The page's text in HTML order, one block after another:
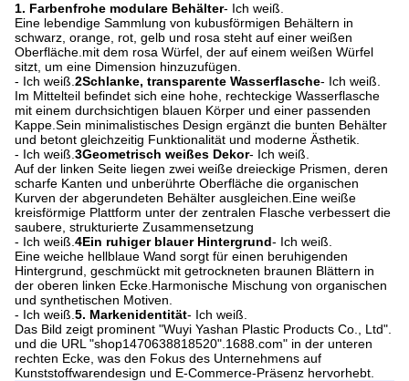
1. Farbenfrohe modulare Behälter- Ich weiß.
Eine lebendige Sammlung von kubusförmigen Behältern in
schwarz, orange, rot, gelb und rosa steht auf einer weißen
Oberfläche.mit dem rosa Würfel, der auf einem weißen Würfel
sitzt, um eine Dimension hinzuzufügen.
- Ich weiß. 2Schlanke, transparente Wasserflasche- Ich weiß.
Im Mittelteil befindet sich eine hohe, rechteckige Wasserflasche
mit einem durchsichtigen blauen Körper und einer passenden
Kappe.Sein minimalistisches Design ergänzt die bunten Behälter
und betont gleichzeitig Funktionalität und moderne Ästhetik.
- Ich weiß. 3Geometrisch weißes Dekor- Ich weiß.
Auf der linken Seite liegen zwei weiße dreieckige Prismen, deren
scharfe Kanten und unberührte Oberfläche die organischen
Kurven der abgerundeten Behälter ausgleichen.Eine weiße
kreisförmige Plattform unter der zentralen Flasche verbessert die
saubere, strukturierte Zusammensetzung
- Ich weiß. 4Ein ruhiger blauer Hintergrund- Ich weiß.
Eine weiche hellblaue Wand sorgt für einen beruhigenden
Hintergrund, geschmückt mit getrockneten braunen Blättern in
der oberen linken Ecke.Harmonische Mischung von organischen
und synthetischen Motiven.
- Ich weiß. 5. Markenidentität- Ich weiß.
Das Bild zeigt prominent "Wuyi Yashan Plastic Products Co., Ltd".
und die URL "shop1470638818520".1688.com" in der unteren
rechten Ecke, was den Fokus des Unternehmens auf
Kunststoffwarendesign und E-Commerce-Präsenz hervorhebt.